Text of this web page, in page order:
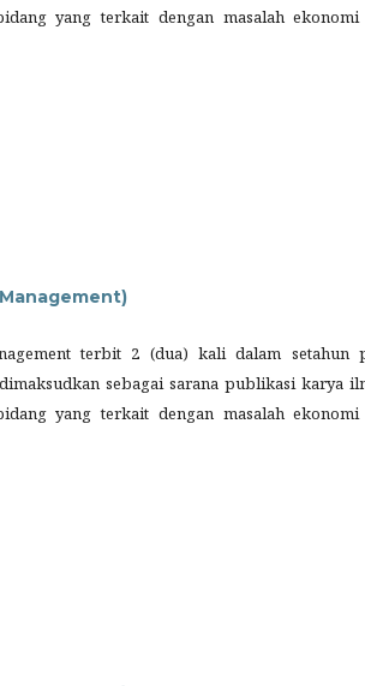
yang terkait dengan masalah ekonomi
terbit 2 (dua) kali dalam setahun
sebagai sarana publikasi karya
yang terkait dengan masalah ekonomi